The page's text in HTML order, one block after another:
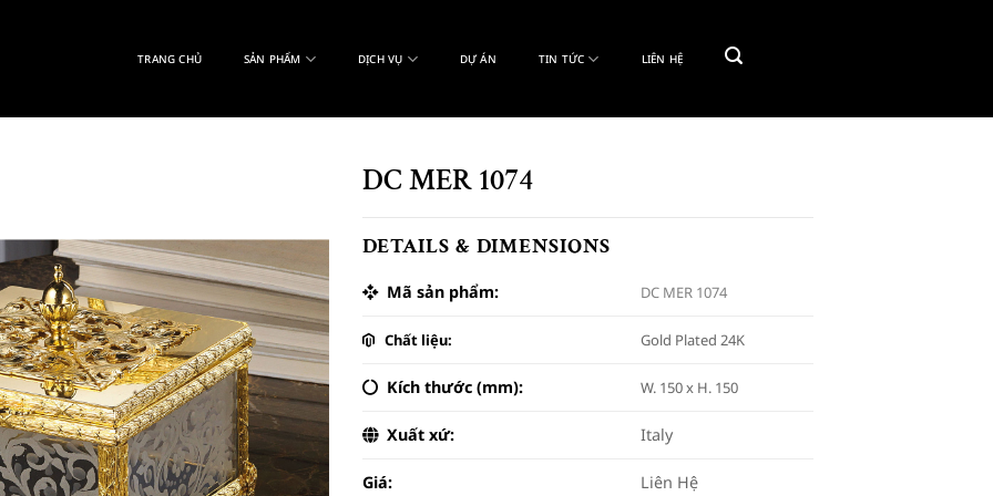
TRANG CHỦ SẢN PHẨM DỊCH VỤ DỰ ÁN TIN TỨC LIÊN HỆ
DC MER 1074
DETAILS & DIMENSIONS
Mã sản phẩm: DC MER 1074
Chất liệu: Gold Plated 24K
Kích thước (mm): W. 150 x H. 150
Xuất xứ: Italy
Giá: Liên Hệ